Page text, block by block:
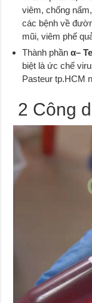
viêm, chống
các bệnh về
mũi, viêm phế
Thành phầnα–
biệt là ức chế
Pasteur tp.HCM
2 Công